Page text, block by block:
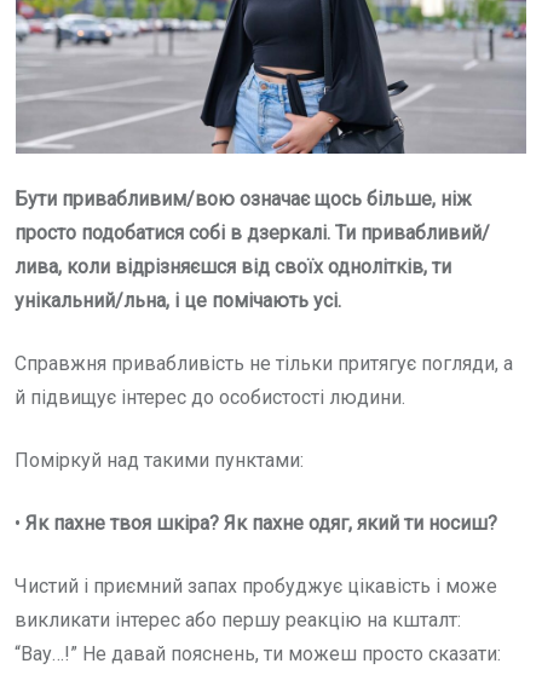
Бути привабливим/вою означає щось більше, ніж
просто подобатися собі в дзеркалі. Ти привабливий/
лива, коли відрізняєшся від своїх однолітків, ти
унікальний/льна, і це помічають усі.
Справжня привабливість не тільки притягує погляди, а
й підвищує інтерес до особистості людини.
Поміркуй над такими пунктами:
• Як пахне твоя шкіра? Як пахне одяг, який ти носиш?
Чистий і приємний запах пробуджує цікавість і може
викликати інтерес або першу реакцію на кшталт:
“Вау…!” Не давай пояснень, ти можеш просто сказати: